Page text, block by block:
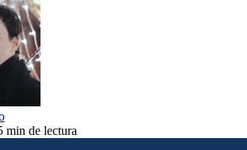
min de lectura